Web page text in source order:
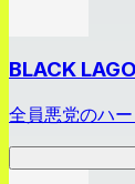
BLACK
全員悪党のハ